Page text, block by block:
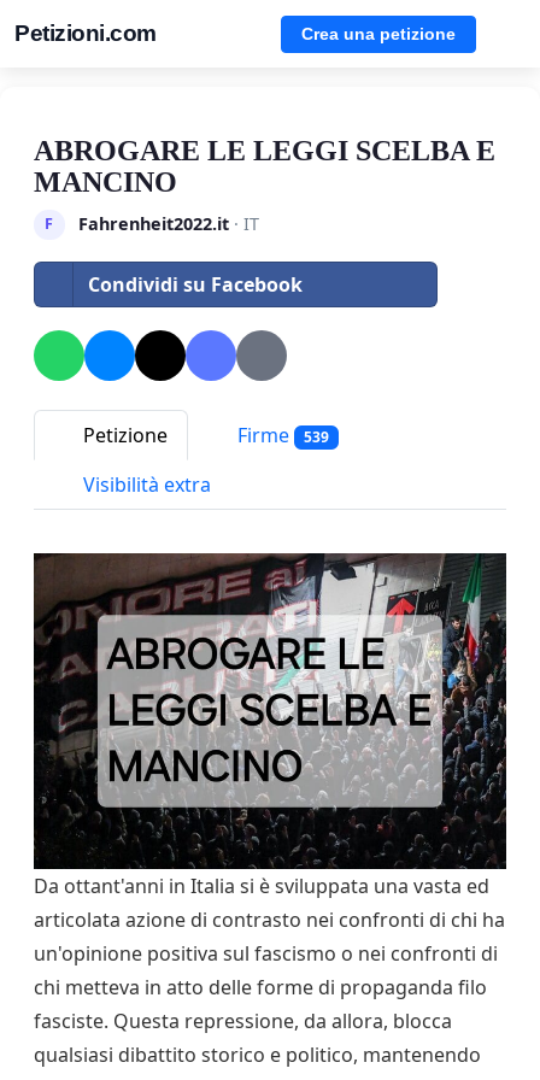
Petizioni.com Crea una petizione
ABROGARE LE LEGGI SCELBA E
MANCINO
F Fahrenheit2022.it· IT
Condividi su Facebook
Petizione Firme 539
Visibilità extra
Da ottant'anni in Italia si è sviluppata una vasta ed
articolata azione di contrasto nei confronti di chi ha
un'opinione positiva sul fascismo o nei confronti di
chi metteva in atto delle forme di propaganda filo
fasciste. Questa repressione, da allora, blocca
qualsiasi dibattito storico e politico, mantenendo